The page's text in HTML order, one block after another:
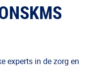
experts in de zorg en